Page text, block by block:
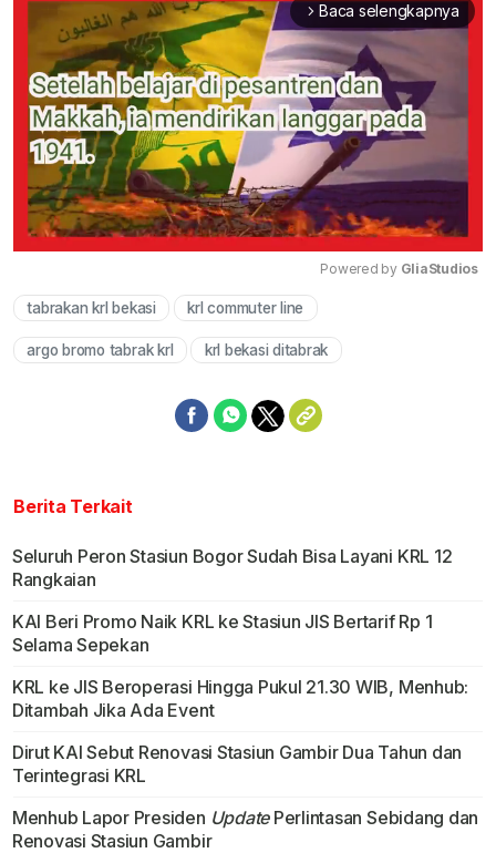
arrow_forward_ios Baca selengkapnya
Powered by GliaStudios
tabrakan krl bekasi krl commuter line
argo bromo tabrak krl krl bekasi ditabrak
Berita Terkait
Seluruh Peron Stasiun Bogor Sudah Bisa Layani KRL 12
Rangkaian
KAI Beri Promo Naik KRL ke Stasiun JIS Bertarif Rp 1
Selama Sepekan
KRL ke JIS Beroperasi Hingga Pukul 21.30 WIB, Menhub:
Ditambah Jika Ada Event
Dirut KAI Sebut Renovasi Stasiun Gambir Dua Tahun dan
Terintegrasi KRL
Menhub Lapor Presiden UpdatePerlintasan Sebidang dan
Renovasi Stasiun Gambir